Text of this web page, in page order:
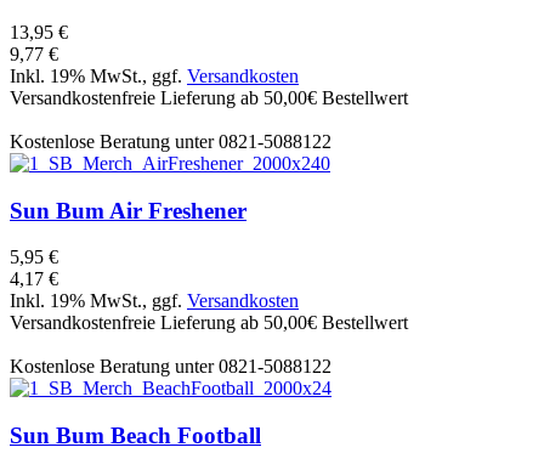
13,95 €
9,77 €
Inkl. 19% MwSt., ggf. Versandkosten
Versandkostenfreie Lieferung ab 50,00€ Bestellwert
Kostenlose Beratung unter 0821-5088122
Sun Bum Air Freshener
5,95 €
4,17 €
Inkl. 19% MwSt., ggf. Versandkosten
Versandkostenfreie Lieferung ab 50,00€ Bestellwert
Kostenlose Beratung unter 0821-5088122
Sun Bum Beach Football